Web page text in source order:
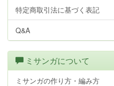
特定商取引法に基づく表記
Q&A
ミサンガについて
ミサンガの作り方・編み方